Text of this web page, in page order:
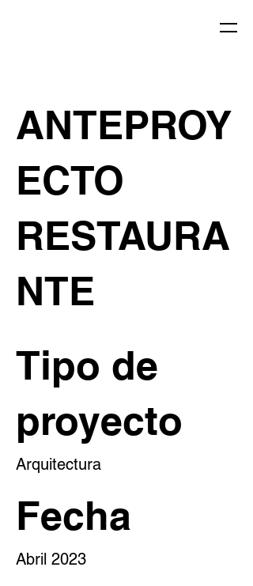
ANTEPROY
ECTO
RESTAURA
NTE
Tipo de
proyecto
Arquitectura
Fecha
Abril 2023